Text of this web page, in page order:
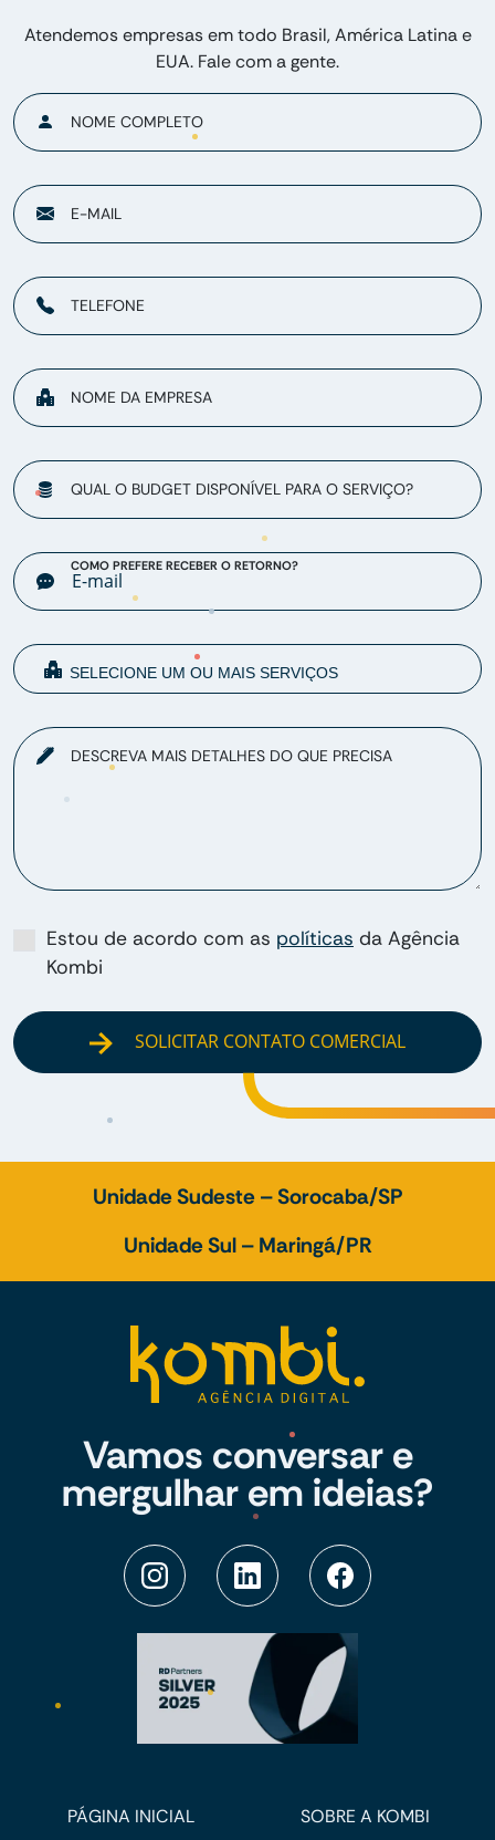
Atendemos empresas em todo Brasil, América Latina e
EUA. Fale com a gente.
NOME COMPLETO
E-MAIL
TELEFONE
NOME DA EMPRESA
QUAL O BUDGET DISPONÍVEL PARA O SERVIÇO?
COMO PREFERE RECEBER O RETORNO?
DESCREVA MAIS DETALHES DO QUE PRECISA
Estou de acordo com as políticas da Agência
Kombi
SOLICITAR CONTATO COMERCIAL
Unidade Sudeste – Sorocaba/SP
Unidade Sul – Maringá/PR
Vamos conversar e
mergulhar em ideias?
PÁGINA INICIAL SOBRE A KOMBI